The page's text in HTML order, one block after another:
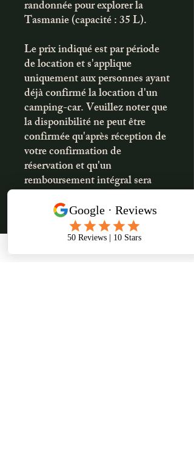
randonnée pour explorer la
Tasmanie (capacité : 35 L).
Le prix indiqué est par période
de location et s'applique
uniquement aux personnes ayant
déjà confirmé la location d'un
camping-car. Veuillez noter que
la disponibilité ne peut être
confirmée qu'après réception de
votre confirmation de
réservation et qu'un
remboursement intégral sera
effectué si le véhicule n'est pas
disponible pour la période de
location souhaitée.